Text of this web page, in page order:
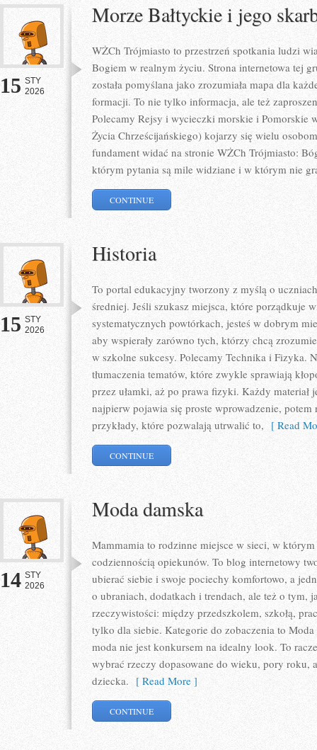
15 STY
2026
Morze Bałtyckie i jego
WŻCh Trójmiasto to przestrzeń spotkania ludzi
Bogiem w realnym życiu. Strona internetowa tej
została pomyślana jako zrozumiała mapa dla
formacji. To nie tylko informacja, ale też
Polecamy Rejsy i wycieczki morskie i Pomorskie
Życia Chrześcijańskiego) kojarzy się wielu
fundament widać na stronie WŻCh Trójmiasto:
którym pytania są mile widziane i w którym nie
CONTINUE
15 STY
2026
Historia
To portal edukacyjny tworzony z myślą o
średniej. Jeśli szukasz miejsca, które porządkuje
systematycznych powtórkach, jesteś w dobrym
aby wspierały zarówno tych, którzy chcą
w szkolne sukcesy. Polecamy Technika i Fizyka.
tłumaczenia tematów, które zwykle sprawiają
przez ułamki, aż po prawa fizyki. Każdy materiał
najpierw pojawia się proste wprowadzenie, potem
przykłady, które pozwalają utrwalić to, [ Read
CONTINUE
14 STY
2026
Moda damska
Mammamia to rodzinne miejsce w sieci, w
codziennością opiekunów. To blog internetowy
ubierać siebie i swoje pociechy komfortowo, a
o ubraniach, dodatkach i trendach, ale też o tym,
rzeczywistości: między przedszkolem, szkołą,
tylko dla siebie. Kategorie do zobaczenia to
moda nie jest konkursem na idealny look. To
wybrać rzeczy dopasowane do wieku, pory roku,
dziecka. [ Read More ]
CONTINUE